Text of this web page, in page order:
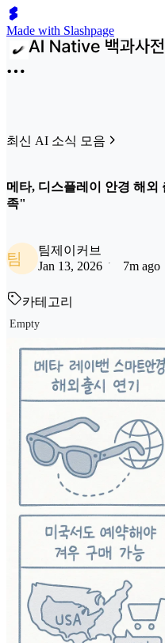
Made with Slashpage
최신 AI 소식 모음
메타, 디스플레이 안경 해
족"
팀
팀제이커브
Jan 13, 2026
7m ago
카테고리
Empty